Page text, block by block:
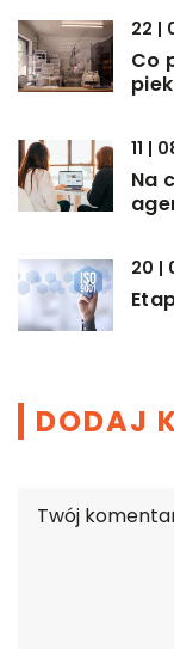
22 |
Co
11 |
Na
20 |
DODAJ